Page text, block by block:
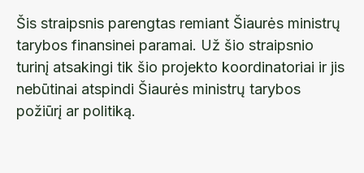
Šis straipsnis parengtas remiant Šiaurės ministrų
tarybos finansinei paramai. Už šio straipsnio
turinį atsakingi tik šio projekto koordinatoriai ir jis
nebūtinai atspindi Šiaurės ministrų tarybos
požiūrį ar politiką.